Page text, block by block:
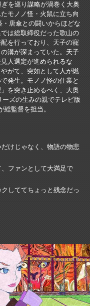
を巡り謀略が渦巻く大奥
モノノ怪・火鼠に立ち向
唐傘との闘いからほどな
は総取締役だった歌山の
を行っており、天子の寵
溝が深まっていた。天子
人選定が進められるな
がて、突如として人が燃
発生。モノノ怪の仕業と
を突き止めるべく、大奥
ズの生みの親でテレビ版
総監督を担当。
けじゃなく、物語の物悲
ファンとして大満足で
しててちょっと残念だっ